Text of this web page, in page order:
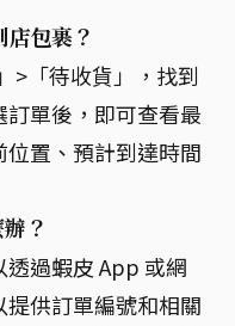
店包裹？
>「待收貨」，找到
單後，即可查看最
置、預計到達時間
？
過蝦皮 App 或網
供訂單編號和相關